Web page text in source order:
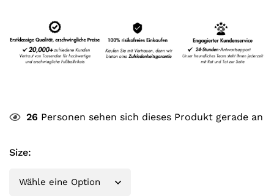
26 Personen sehen sich dieses Produkt gerade an
Size: